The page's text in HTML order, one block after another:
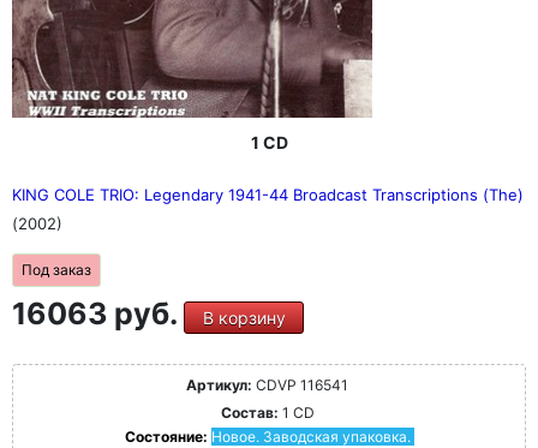
1 CD
KING COLE TRIO: Legendary 1941-44 Broadcast Transcriptions (The)
(2002)
Под заказ
16063 руб. В корзину
Артикул: CDVP 116541
Состав: 1 CD
Состояние: Новое. Заводская упаковка.